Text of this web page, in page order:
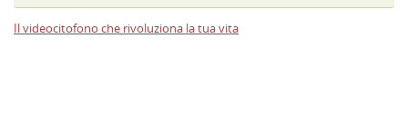
Il videocitofono che rivoluziona la tua vita